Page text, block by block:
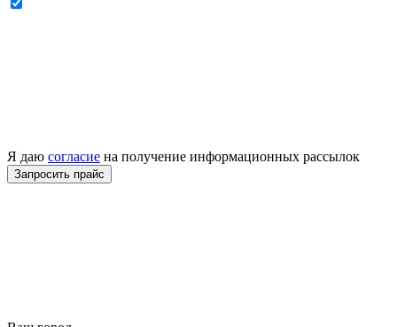
Я даю согласие на получение информационных рассылок